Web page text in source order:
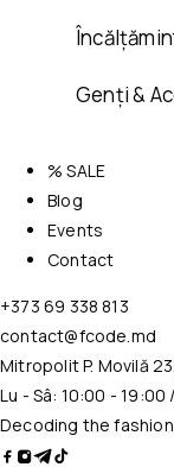
Genți &
% SALE
Blog
Events
Contact
+373 69 338 813
contact@fcode.md
Mitropolit P. Movilă
Lu - Sâ: 10:00 - 19:00
Decoding the